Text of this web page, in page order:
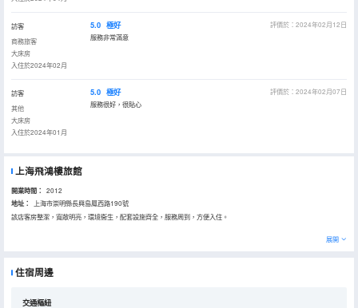
訪客
商務旅客
大床房
入住於2024年02月
5.0 極好
評價於：2024年02月12日
服務非常滿意
訪客
其他
大床房
入住於2024年01月
5.0 極好
評價於：2024年02月07日
服務很好，很貼心
上海飛鴻樓旅館
開業時間： 2012
地址：
上海市崇明縣長興島鳳西路190號
該店客房整潔，寬敞明亮，環境衞生，配套設施齊全，服務周到，方便入住。
展開
住宿周邊
交通樞紐